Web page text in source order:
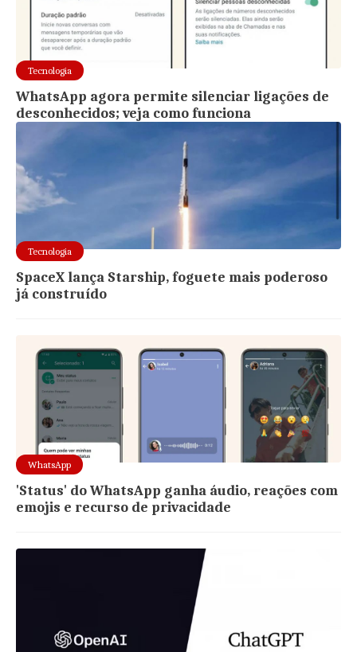
Tecnologia
WhatsApp agora permite silenciar ligações de
desconhecidos; veja como funciona
Tecnologia
SpaceX lança Starship, foguete mais poderoso
já construído
WhatsApp
'Status' do WhatsApp ganha áudio, reações com
emojis e recurso de privacidade